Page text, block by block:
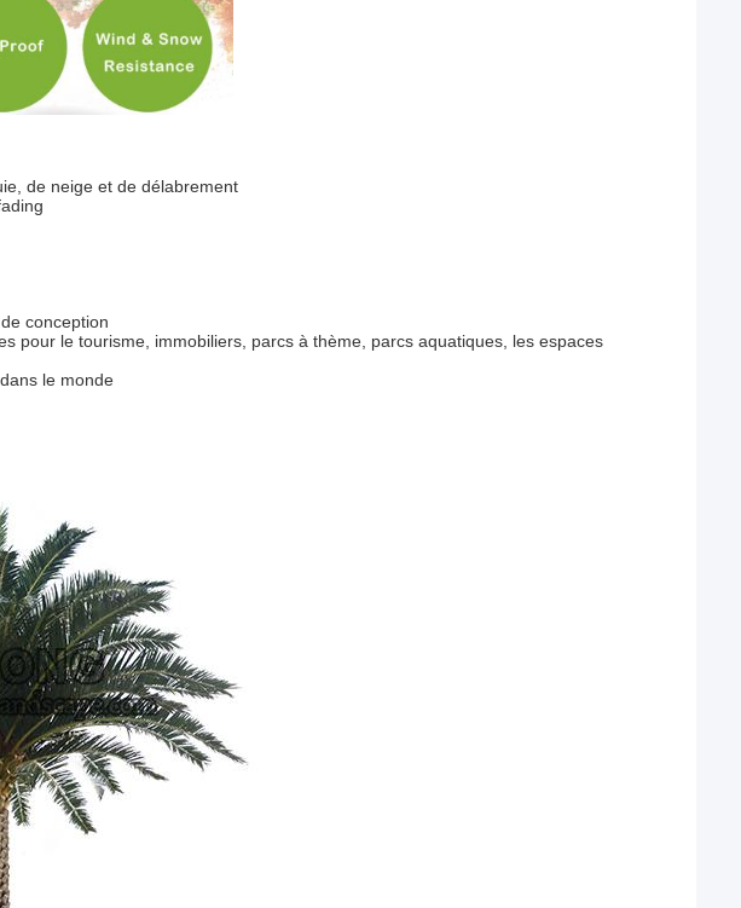
de neige et de délabrement
conception
pour le tourisme, immobiliers, parcs à thème, parcs aquatiques, les espaces
le monde